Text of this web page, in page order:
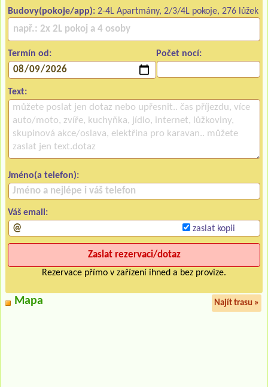
Budovy(pokoje/app): 2-4L Apartmány, 2/3/4L pokoje, 276 lůžek
Termín od: Počet nocí:
Text:
Jméno(a telefon):
Váš email:
zaslat kopii
Rezervace přímo v zařízení ihned a bez provize.
Mapa Najít trasu »